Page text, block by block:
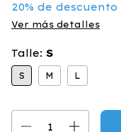
20% de descuento
Ver más detalles
Talle: S
S M L